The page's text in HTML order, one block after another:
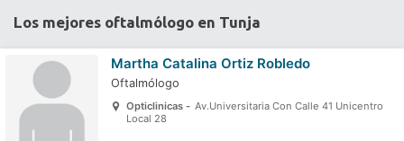
¿Eres un doctor?
Los mejores oftalmólogo en Tunja
Martha Catalina Ortiz Robledo
Oftalmólogo
Opticlinicas - Av.Universitaria Con Calle 41 Unicentro
Local 28